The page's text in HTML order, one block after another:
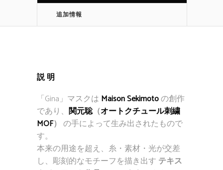
追加情報
説明
「Gina」マスクは Maison Sekimotoの創作
であり、 関元聡（オートクチュール刺繍
MOF） の手によって生み出されたもので
す。
本来の用途を超え、糸・素材・光が交差
し、彫刻的なモチーフを描き出す テキス